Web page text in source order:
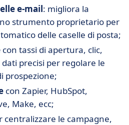
e-mail: migliora la
strumento proprietario per
delle caselle di posta;
con tassi di apertura, clic,
precisi per regolare le
prospezione;
con Zapier, HubSpot,
Make, ecc;
centralizzare le campagne,